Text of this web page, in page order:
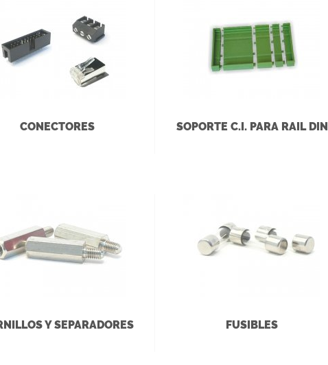
CONECTORES SOPORTE C.I. PARA RAIL DIN
Y SEPARADORES FUSIBLES